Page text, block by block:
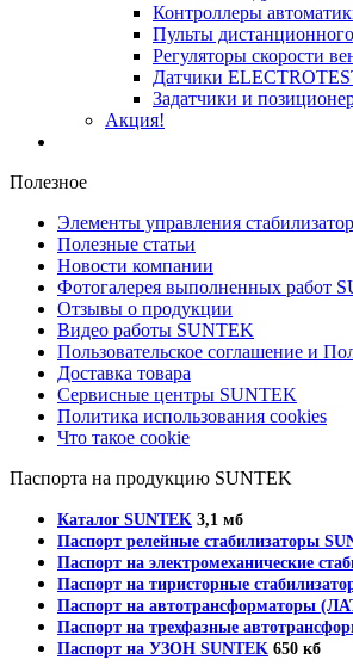
Контроллеры
Пульты
Регуляторы скорости
Датчики
Задатчики и
Акция!
Полезное
Элементы управления
Полезные статьи
Новости компании
Фотогалерея выполненных работ
Отзывы о продукции
Видео работы SUNTEK
Пользовательское соглашение и
Доставка товара
Сервисные центры SUNTEK
Политика использования cookies
Что такое cookie
Паспорта на продукцию SUNTEK
Каталог SUNTEK 3,1 мб
Паспорт релейные стабилизаторы
Паспорт на электромеханические
Паспорт на тиристорные
Паспорт на автотрансформаторы
Паспорт на трехфазные
Паспорт на УЗОН SUNTEK 650 кб